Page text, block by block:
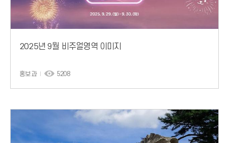
2025년 9월 비주얼영역 이미지
홍보과 5208